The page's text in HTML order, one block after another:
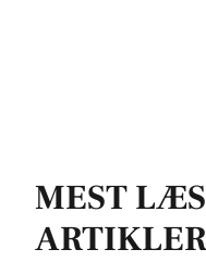
MEST
ARTIKLER